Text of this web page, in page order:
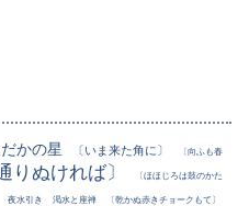
かの星 〔いま来た角に〕 〔向ふも春
りぬければ〕 〔ほほじろは鼓のかた
夜水引き 渇水と座禅 〔乾かぬ赤きチョークもて〕